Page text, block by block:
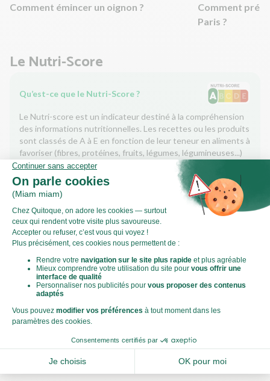
Comment émincer un oignon ?
Comment
Paris ?
Le Nutri-Score
Qu’est-ce que le Nutri-Score ?
Le Nutri-score est un indicateur destiné à la compréhension
des informations nutritionnelles. Les recettes ou les produits
sont classés de A à E en fonction de leur teneur en aliments à
favoriser (fibres, protéines, fruits, légumes, légumineuses...)
et en aliments à limiter (énergie, acides gras saturés, sucres,
sel...).
Le Score Carbone
Qu’est-ce que le score carbone ?
C'est un logo qui vous permet de visualiser l’empreinte
carbone de chaque plat et de faire des choix plus éclairés et